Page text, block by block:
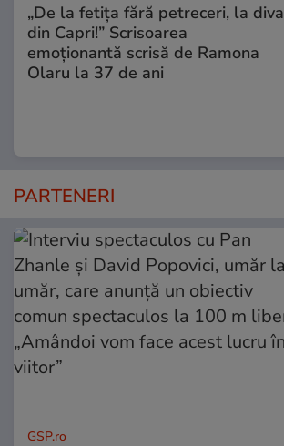
„De la fetița fără petreceri, la diva
din Capri!” Scrisoarea
emoționantă scrisă de Ramona
Olaru la 37 de ani
PARTENERI
GSP.ro